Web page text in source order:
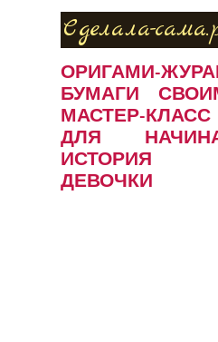
Сделала-
ОРИГАМИ-
БУМАГИ
МАСТЕР-
ДЛЯ
ИСТОРИЯ
ДЕВОЧКИ